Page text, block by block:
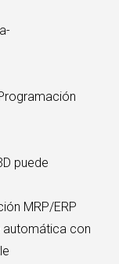
puede
MRP/ERP
automática con